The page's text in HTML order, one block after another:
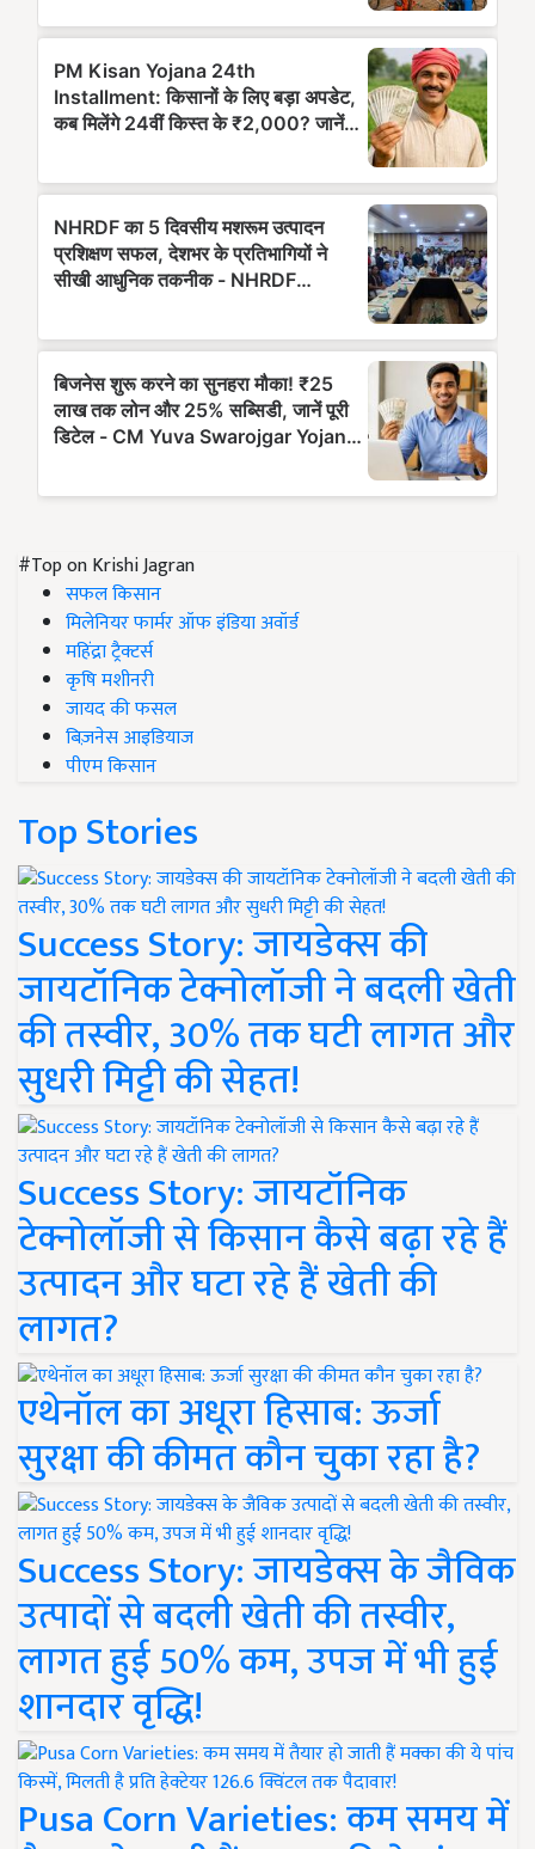
#Top on Krishi Jagran
सफल किसान
मिलेनियर फार्मर ऑफ इंडिया अवॉर्ड
महिंद्रा ट्रैक्टर्स
कृषि मशीनरी
जायद की फसल
बिज़नेस आइडियाज
पीएम किसान
Top Stories
Success Story: जायडेक्स की
जायटॉनिक टेक्नोलॉजी ने बदली खेती
की तस्वीर, 30% तक घटी लागत और
सुधरी मिट्टी की सेहत!
Success Story: जायटॉनिक
टेक्नोलॉजी से किसान कैसे बढ़ा रहे हैं
उत्पादन और घटा रहे हैं खेती की
लागत?
एथेनॉल का अधूरा हिसाब: ऊर्जा
सुरक्षा की कीमत कौन चुका रहा है?
Success Story: जायडेक्स के जैविक
उत्पादों से बदली खेती की तस्वीर,
लागत हुई 50% कम, उपज में भी हुई
शानदार वृद्धि!
Pusa Corn Varieties: कम समय में